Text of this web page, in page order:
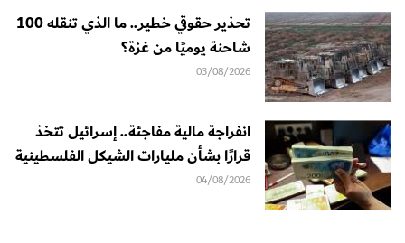
تحذير حقوقي خطير.. ما الذي تنقله 100
شاحنة يوميًا من غزة؟
03/08/2026
انفراجة مالية مفاجئة.. إسرائيل تتخذ
قرارًا بشأن مليارات الشيكل الفلسطينية
04/08/2026